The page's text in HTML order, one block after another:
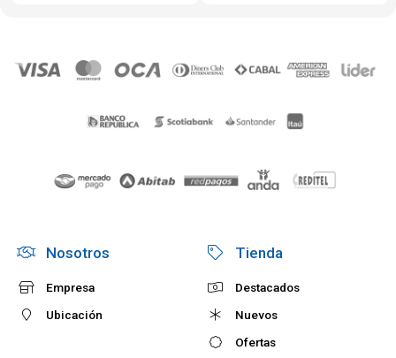
Nosotros
Empresa
Ubicación
Tienda
Destacados
Nuevos
Ofertas